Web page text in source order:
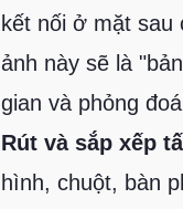
kết nối ở mặt sau
ảnh này sẽ là
gian và phỏng
Rút và sắp xếp
hình, chuột, bàn